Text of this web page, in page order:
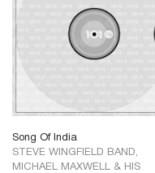
Song Of India
STEVE WINGFIELD BAND,
MICHAEL MAXWELL & HIS